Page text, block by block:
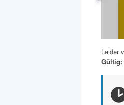
Leider
Gültig: